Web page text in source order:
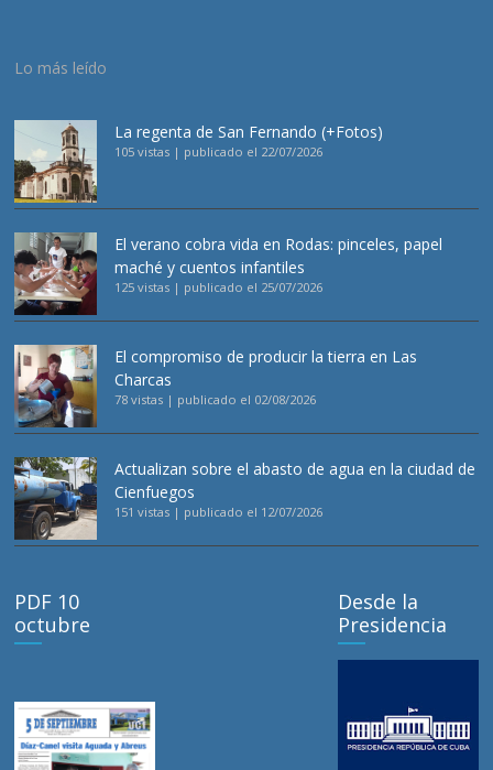
Lo más leído
La regenta de San Fernando (+Fotos)
105 vistas | publicado el 22/07/2026
El verano cobra vida en Rodas: pinceles, papel
maché y cuentos infantiles
125 vistas | publicado el 25/07/2026
El compromiso de producir la tierra en Las
Charcas
78 vistas | publicado el 02/08/2026
Actualizan sobre el abasto de agua en la ciudad de
Cienfuegos
151 vistas | publicado el 12/07/2026
PDF 10
octubre
Desde la
Presidencia